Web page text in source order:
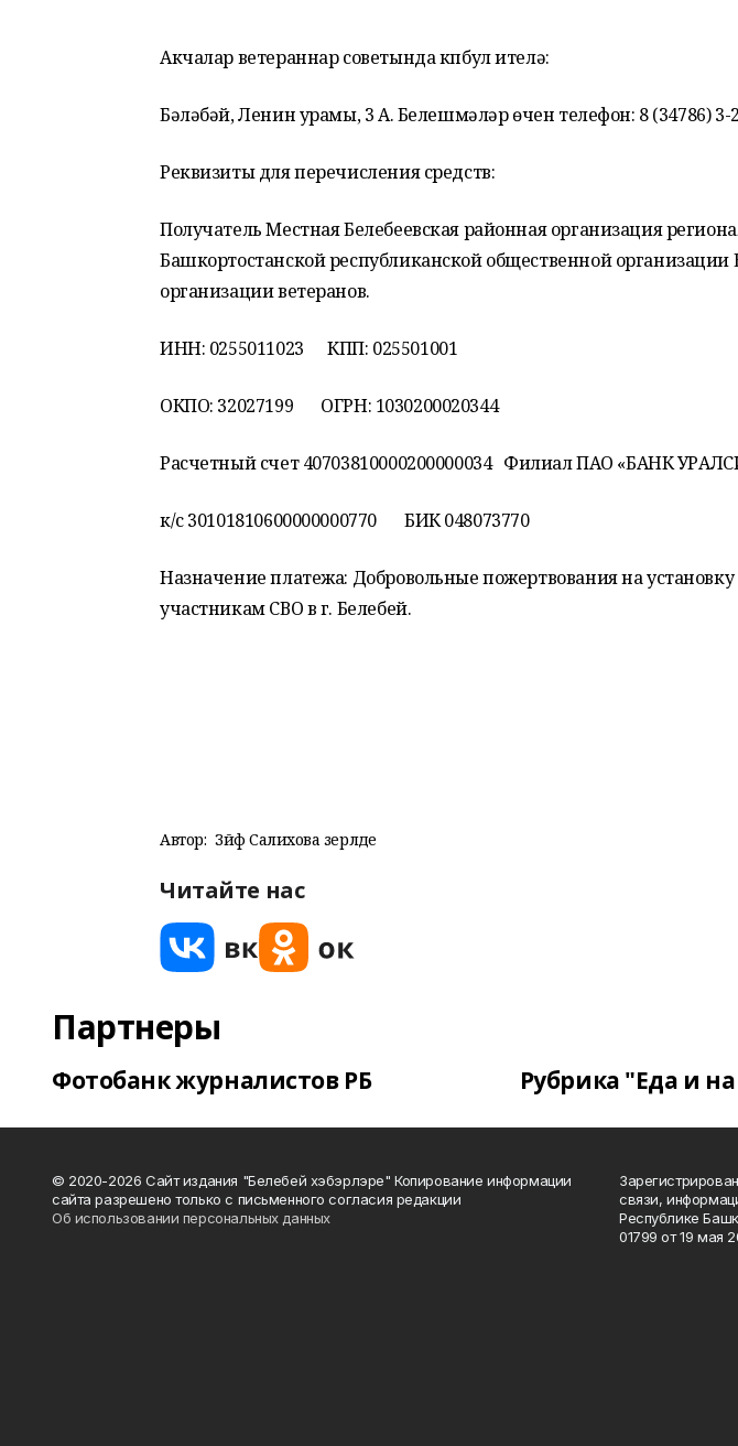
Акчалар ветераннар советында кпбул ителә:
Бәләбәй, Ленин урамы, 3 А. Белешмәләр өчен телефон: 8 (34786) 3-
Реквизиты для перечисления средств:
Получатель Местная Белебеевская районная организация
Башкортостанской республиканской общественной организации
организации ветеранов.
ИНН: 0255011023 КПП: 025501001
ОКПО: 32027199 ОГРН: 1030200020344
Расчетный счет 40703810000200000034 Филиал ПАО «БАНК
к/с 30101810600000000770 БИК 048073770
Назначение платежа: Добровольные пожертвования на
участникам СВО в г. Белебей.
Автор: Зәйфә Салихова әзерләде
Читайте нас
Партнеры
Фотобанк журналистов РБ Рубрика "Еда и
© 2020-2026 Сайт издания "Белебей хэбэрлэре" Копирование информации
сайта разрешено только с письменного согласия редакции
Об использовании персональных данных
связи,
Республике
01799 от 19 мая